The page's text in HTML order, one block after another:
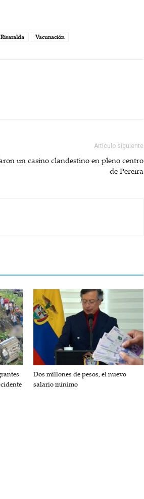
Risaralda Vacunación
Artículo siguiente
un casino clandestino en pleno centro
de Pereira
Dos millones de pesos, el nuevo
salario mínimo